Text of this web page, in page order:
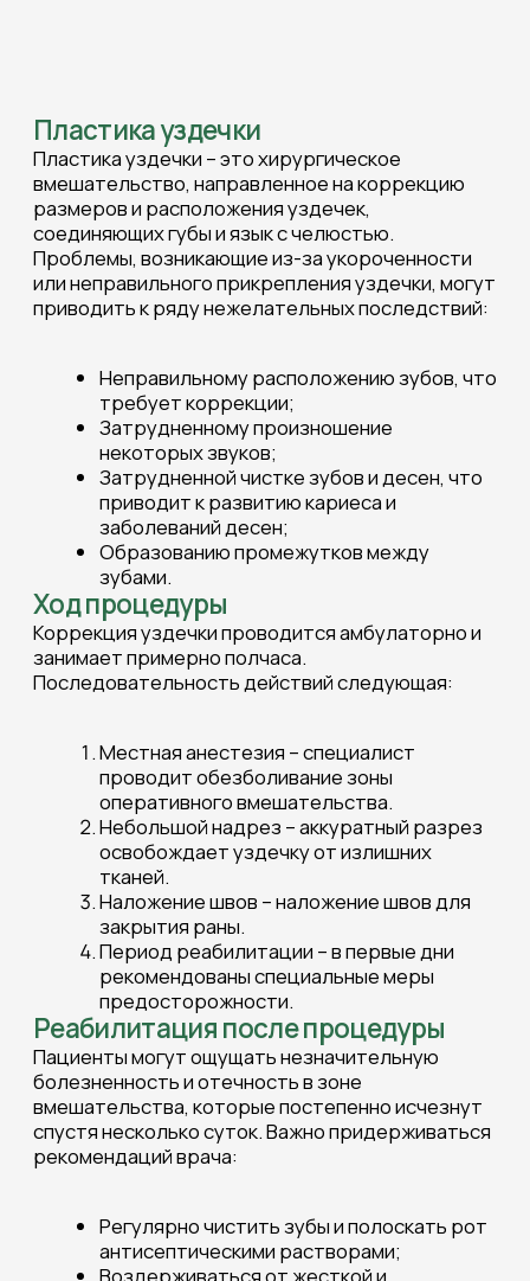
заболеваний десен;
Образованию промежутков между
зубами.
Ход процедуры
Коррекция уздечки проводится амбулаторно и
занимает примерно полчаса.
Последовательность действий следующая:
Местная анестезия – специалист
проводит обезболивание зоны
освобождает уздечку от излишних
тканей.
Наложение швов – наложение швов для
закрытия раны.
Период реабилитации – в первые дни
рекомендованы специальные меры
предосторожности.
Реабилитация после процедуры
Пациенты могут ощущать незначительную
болезненность и отечность в зоне
вмешательства, которые постепенно исчезнут
спустя несколько суток. Важно придерживаться
рекомендаций врача:
Регулярно чистить зубы и полоскать рот
антисептическими растворами;
Воздерживаться от жесткой и
раздражающей пищи в течение первых
стресс в реабилитационном периоде.
Если вы испытываете проблемы с речью,
гигиеной полости рта или эстетикой улыбки,
обратитесь к стоматологу для консультации и
оценки необходимости пластики уздечки.
Ждем вас по адресу: г. Нижний Новгород,
8 (831) 260-15-35
СТОИМОСТЬ УСЛУГ
ООО Центр «Анастасия»
Прейскурант от 03.01.2026г.
Указанные на сайте цены не являются
публичной офертой. Стоимость услуг
устанавливается и оплачивается согласно
Прейскурантам Клиники и Центра,
действующим на момент оказания услуги.